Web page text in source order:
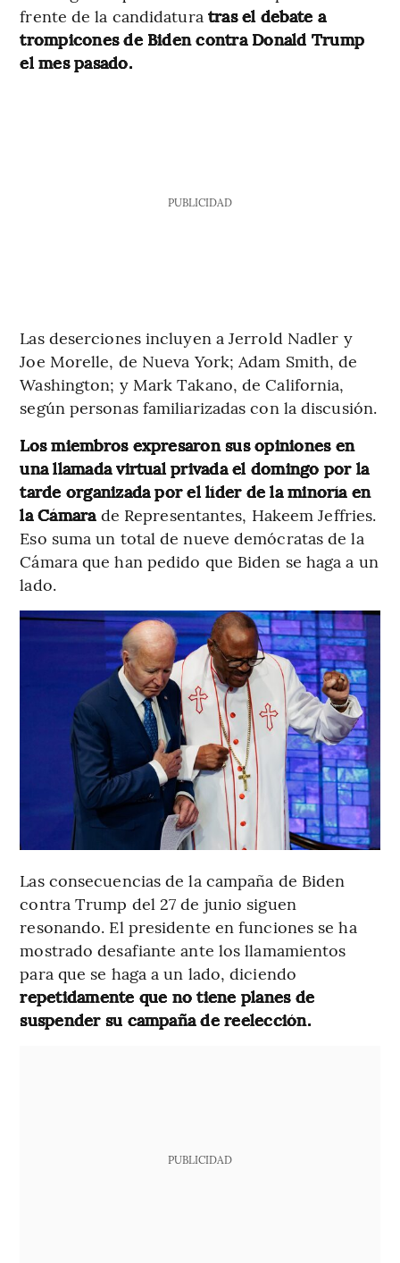
frente de la candidatura tras el debate a
trompicones de Biden contra Donald Trump
el mes pasado.
PUBLICIDAD
Las deserciones incluyen a Jerrold Nadler y
Joe Morelle, de Nueva York; Adam Smith, de
Washington; y Mark Takano, de California,
según personas familiarizadas con la discusión.
Los miembros expresaron sus opiniones en
una llamada virtual privada el domingo por la
tarde organizada por el líder de la minoría en
la Cámara de Representantes, Hakeem Jeffries.
Eso suma un total de nueve demócratas de la
Cámara que han pedido que Biden se haga a un
lado.
Las consecuencias de la campaña de Biden
contra Trump del 27 de junio siguen
resonando. El presidente en funciones se ha
mostrado desafiante ante los llamamientos
para que se haga a un lado, diciendo
repetidamente que no tiene planes de
suspender su campaña de reelección.
PUBLICIDAD